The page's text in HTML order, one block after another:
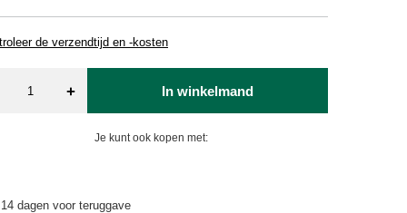
de verzendtijd en -kosten
+ In winkelmand
Je kunt ook kopen met:
14 dagen voor teruggave